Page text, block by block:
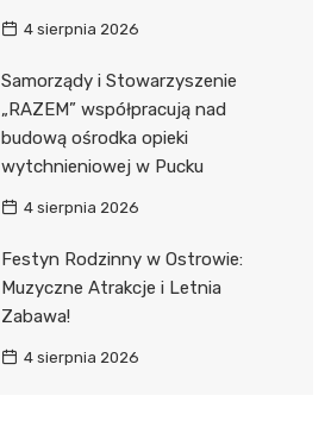
4 sierpnia 2026
Samorządy i Stowarzyszenie
„RAZEM” współpracują nad
budową ośrodka opieki
wytchnieniowej w Pucku
4 sierpnia 2026
Festyn Rodzinny w Ostrowie:
Muzyczne Atrakcje i Letnia
Zabawa!
4 sierpnia 2026